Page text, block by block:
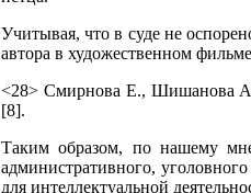
Учитывая, что в суде не
автора в художественном
<28> Смирнова Е., Шишанова
[8].
Таким образом, по нашему
административного,
для интеллектуальной